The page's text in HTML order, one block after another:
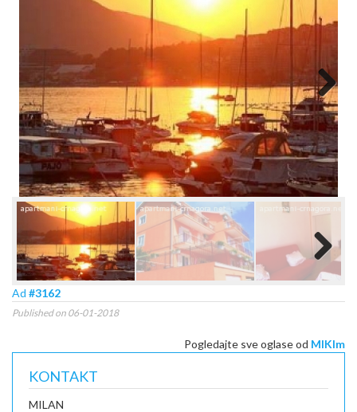
Next
Next
Ad #3162
Published on 06-01-2018
Pogledajte sve oglase od MIKIm
KONTAKT
MILAN